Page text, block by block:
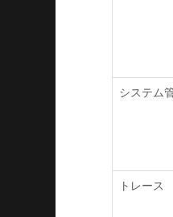
システム
トレース